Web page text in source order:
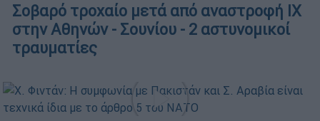
Σοβαρό τροχαίο μετά από αναστροφή ΙΧ
στην Αθηνών - Σουνίου - 2 αστυνομικοί
τραυματίες